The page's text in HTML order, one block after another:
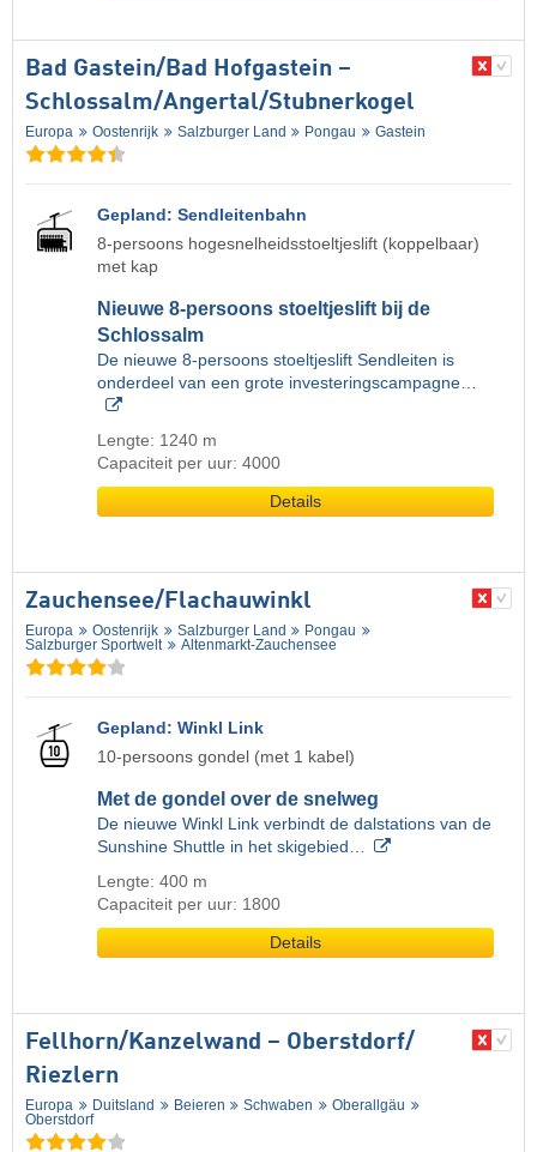
Bad Gastein/​Bad Hofgastein –
Schlossalm/​Angertal/​Stubnerkogel
Europa Oostenrijk Salzburger Land Pongau Gastein
Gepland: Sendleitenbahn
8-persoons hogesnelheidsstoeltjeslift (koppelbaar)
met kap
Nieuwe 8-persoons stoeltjeslift bij de
Schlossalm
De nieuwe 8-persoons stoeltjeslift Sendleiten is
onderdeel van een grote investeringscampagne…
Lengte: 1240 m
Capaciteit per uur: 4000
Details
Zauchensee/​Flachauwinkl
Europa Oostenrijk Salzburger Land
Pongau
Salzburger Sportwelt
Altenmarkt-Zauchensee
Gepland: Winkl Link
10-persoons gondel (met 1 kabel)
Met de gondel over de snelweg
De nieuwe Winkl Link verbindt de dalstations van de
Sunshine Shuttle in het skigebied…
Lengte: 400 m
Capaciteit per uur: 1800
Details
Fellhorn/​Kanzelwand – Oberstdorf/​
Riezlern
Europa Duitsland Beieren Schwaben
Oberallgäu
Oberstdorf